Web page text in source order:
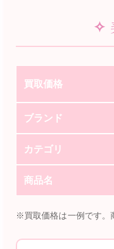
✧
買取価格
ブランド
カテゴリ
商品名
※買取価格は一例です。